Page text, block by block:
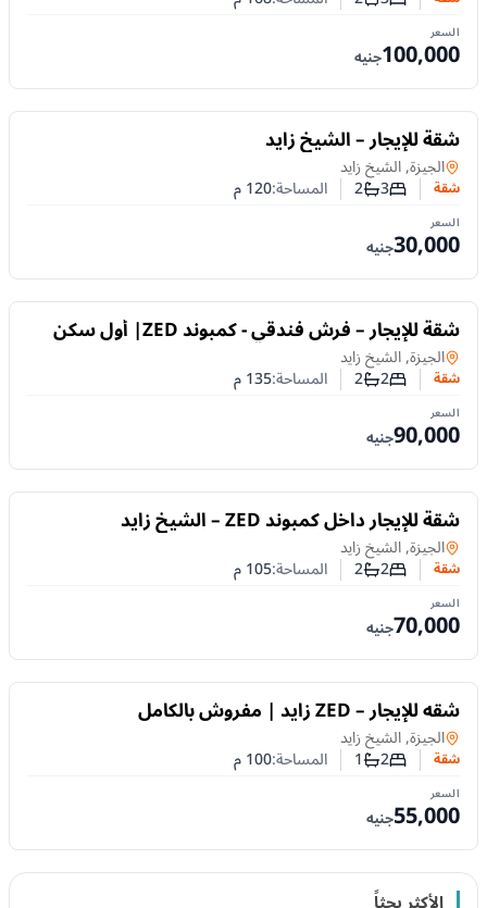
عدد غرف النوم
عدد الحمامات
السعر
100,000جنيه
للايجار
شقة للإيجار – الشيخ زايد
شقةفي
الجيزة, الشيخ زايد
شقة عدد غرف النوم
3عدد الحمامات
2 المساحة:120م
السعر
30,000جنيه
للايجار
شقة للإيجار – فرش فندقي - كمبوند ZED| أول سكن
شقةفي
الجيزة, الشيخ زايد
شقة عدد غرف النوم
2عدد الحمامات
2 المساحة:135م
السعر
90,000جنيه
للايجار
شقة للإيجار داخل كمبوند ZED – الشيخ زايد
شقةفي
الجيزة, الشيخ زايد
شقة عدد غرف النوم
2عدد الحمامات
2 المساحة:105م
السعر
70,000جنيه
للايجار
شقه للإيجار – ZED زايد | مفروش بالكامل
شقةفي
الجيزة, الشيخ زايد
شقة عدد غرف النوم
2عدد الحمامات
1 المساحة:100م
السعر
55,000جنيه